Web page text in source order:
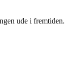
ude i fremtiden.